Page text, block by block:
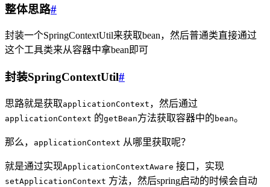
整体思路#
封装一个SpringContextUtil来获取bean，然后普通类直接通过
这个工具类来从容器中拿bean即可
封装SpringContextUtil#
思路就是获取applicationContext ，然后通过
applicationContext 的getBean方法获取容器中的 bean。
那么， applicationContext 从哪里获取呢？
就是通过实现ApplicationContextAware 接口，实现
setApplicationContext 方法，然后spring启动的时候会自动